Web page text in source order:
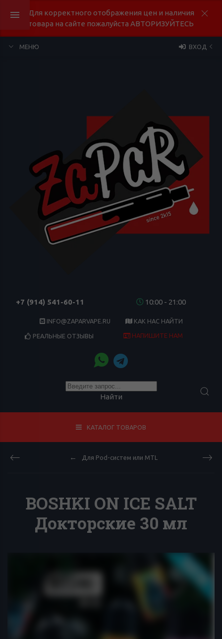
Для корректного отображения цен и наличия
товара на сайте пожалуйста АВТОРИЗУЙТЕСЬ
МЕНЮ ВХОД
+7 (914) 541-60-11 10:00 - 21:00
INFO@ZAPARVAPE.RU КАК НАС НАЙТИ
РЕАЛЬНЫЕ ОТЗЫВЫ НАПИШИТЕ НАМ
Найти
КАТАЛОГ ТОВАРОВ
Для Pod-систем или MTL
BOSHKI ON ICE SALT
Докторские 30 мл